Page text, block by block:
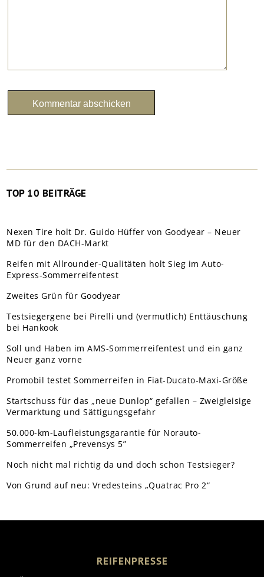
TOP 10 BEITRÄGE
Nexen Tire holt Dr. Guido Hüffer von Goodyear – Neuer
MD für den DACH-Markt
Reifen mit Allrounder-Qualitäten holt Sieg im Auto-
Express-Sommerreifentest
Zweites Grün für Goodyear
Testsiegergene bei Pirelli und (vermutlich) Enttäuschung
bei Hankook
Soll und Haben im AMS-Sommerreifentest und ein ganz
Neuer ganz vorne
Promobil testet Sommerreifen in Fiat-Ducato-Maxi-Größe
Startschuss für das „neue Dunlop“ gefallen – Zweigleisige
Vermarktung und Sättigungsgefahr
50.000-km-Laufleistungsgarantie für Norauto-
Sommerreifen „Prevensys 5”
Noch nicht mal richtig da und doch schon Testsieger?
Von Grund auf neu: Vredesteins „Quatrac Pro 2“
REIFENPRESSE